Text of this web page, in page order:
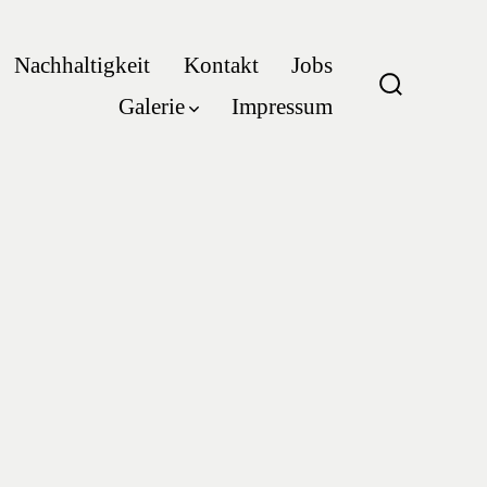
Nachhaltigkeit Kontakt
Jobs
Galerie
Impressum